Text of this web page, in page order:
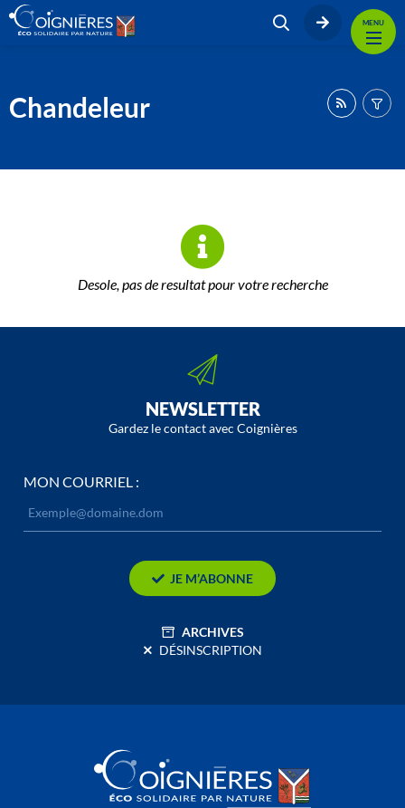
MENU
Chandeleur
Desole, pas de resultat pour votre recherche
NEWSLETTER
Gardez le contact avec Coignières
MON COURRIEL :
JE M’ABONNE
ARCHIVES
DÉSINSCRIPTION